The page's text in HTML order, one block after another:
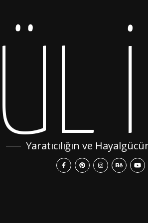
Yaratıcılığın ve